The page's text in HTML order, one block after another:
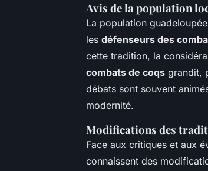
Avis de la population
La population
les défenseurs des
cette tradition, la
combats de coqs grandit,
débats sont souvent
modernité.
Modifications des
Face aux critiques et aux
connaissent des